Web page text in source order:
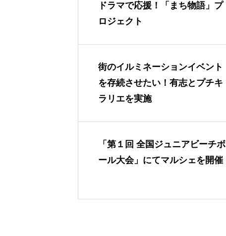
ドラマで応援！「まち物語」プ
ロジェクト
街のイルミネーションイベント
を存続させたい！有志とプチキ
ラリエを実施
「第１回 全国ジュニアビーチボ
ール大会」にてマルシェを開催